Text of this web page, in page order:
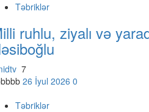
Təbriklər
ruhlu, ziyalı və
7
26 İyul 2026 0
Təbriklər